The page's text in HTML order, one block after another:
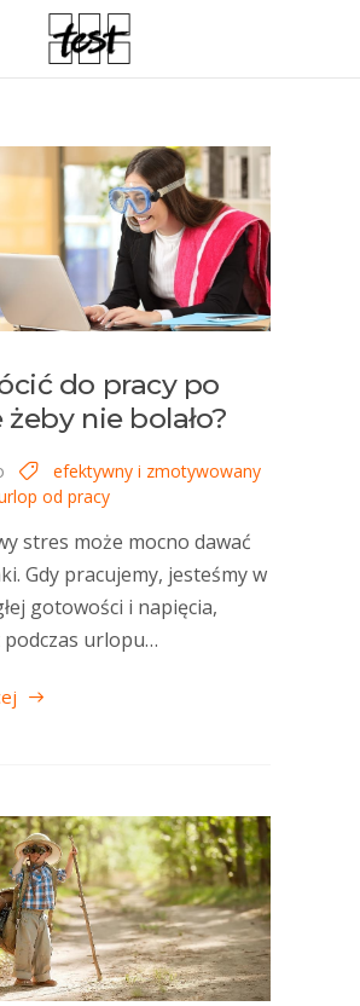
do pracy po
nie bolało?
efektywny i zmotywowany
od pracy
stres może mocno dawać
Gdy pracujemy, jesteśmy w
gotowości i napięcia,
urlopu…